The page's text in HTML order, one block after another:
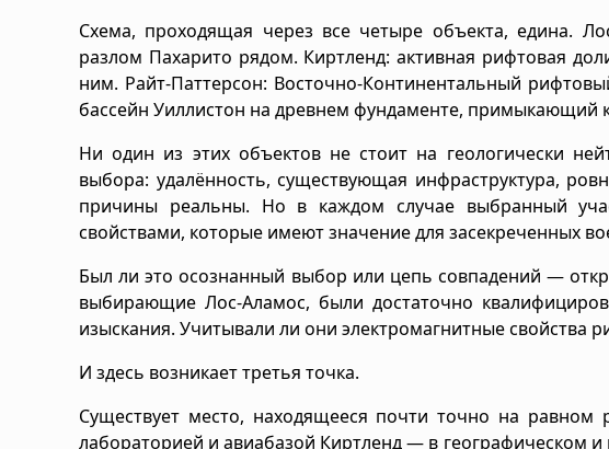
Схема, проходящая через все четыре объекта, едина.
разлом Пахарито рядом. Киртленд: активная рифтовая
ним. Райт-Паттерсон: Восточно-Континентальный
бассейн Уиллистон на древнем фундаменте, примыкающий
Ни один из этих объектов не стоит на геологически
выбора: удалённость, существующая инфраструктура,
причины реальны. Но в каждом случае выбранный
свойствами, которые имеют значение для засекреченных
Был ли это осознанный выбор или цепь совпадений —
выбирающие Лос-Аламос, были достаточно
изыскания. Учитывали ли они электромагнитные свойства
И здесь возникает третья точка.
Существует место, находящееся почти точно на равном
лабораторией и авиабазой Киртленд — в географическом